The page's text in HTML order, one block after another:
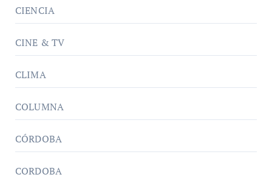
CIENCIA
CINE & TV
CLIMA
COLUMNA
CÓRDOBA
CORDOBA